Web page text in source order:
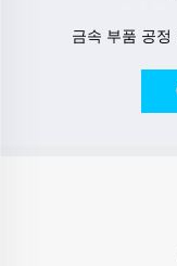
금속 부품 공정